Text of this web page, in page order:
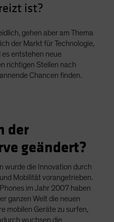
ist?
gehen aber am Thema
der Markt für Technologie,
es entstehen neue
richtigen Stellen nach
Chancen finden.
der
geändert?
wurde die Innovation durch
Mobilität vorangetrieben.
im Jahr 2007 haben
ganzen Welt die neuen
mobilen Geräte zu surfen,
wuchsen die